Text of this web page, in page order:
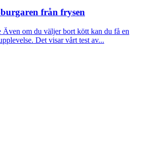
från frysen
Även om du väljer bort kött kan du få en
Det visar vårt test av...